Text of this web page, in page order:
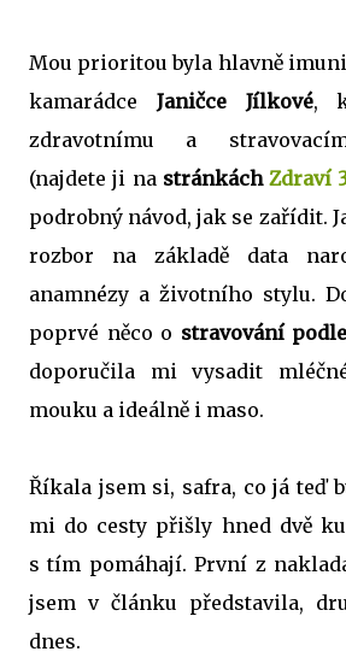
Mou prioritou byla hlavně
kamarádce Janičce Jílkové,
zdravotnímu a
(najdete ji na stránkáchZdraví
podrobný návod, jak se zařídit.
rozbor na základě data
anamnézy a životního stylu.
poprvé něco o stravování
doporučila mi vysadit
mouku a ideálně i maso.
Říkala jsem si, safra, co já teď
mi do cesty přišly hned dvě
s tím pomáhají. První z
jsem v článku představila,
dnes.